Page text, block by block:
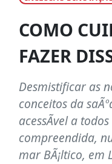
COMO
FAZER
Desmistificar as
conceitos da
acessÃ­vel a
compreendida,
mar BÃ¡ltico, em